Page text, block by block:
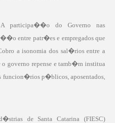
participa��o do Governo nas
entre patr�es e empregados que
a isonomia dos sal�rios entre a
governo repense e tamb�m institua
p�blicos, aposentados,
de Santa Catarina (FIESC)